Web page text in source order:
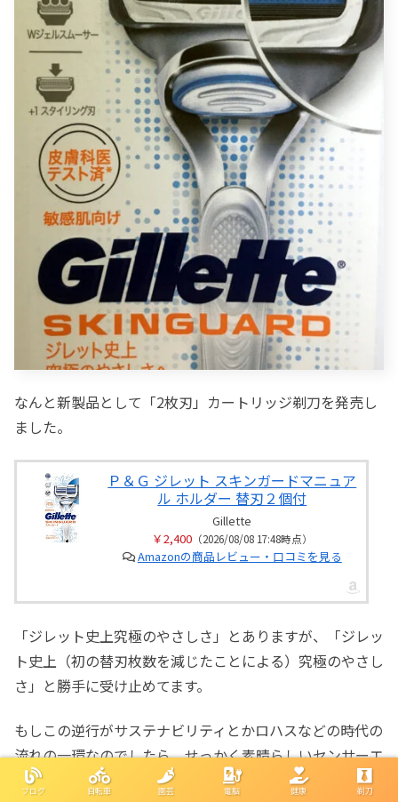
なんと新製品として「2枚刃」カートリッジ剃刀を発売し
ました。
Ｐ＆Ｇ ジレット スキンガードマニュア
ル ホルダー 替刃２個付
Gillette
￥2,400（2026/08/08 17:48時点）
Amazonの商品レビュー・口コミを見る
「ジレット史上究極のやさしさ」とありますが、「ジレッ
ト史上（初の替刃枚数を減じたことによる）究極のやさし
さ」と勝手に受け止めてます。
もしこの逆行がサステナビリティとかロハスなどの時代の
流れの一環なのでしたら、せっかく素晴らしいセンサーエ
クセルという商品の替刃を販売し続けているGilletteに
ブログ 自転車 園芸 電脳 健康 剃刀